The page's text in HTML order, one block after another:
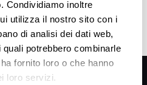
Condividiamo inoltre
utilizza il nostro sito con i
di analisi dei dati web,
potrebbero combinarle
fornito loro o che hanno
loro servizi.